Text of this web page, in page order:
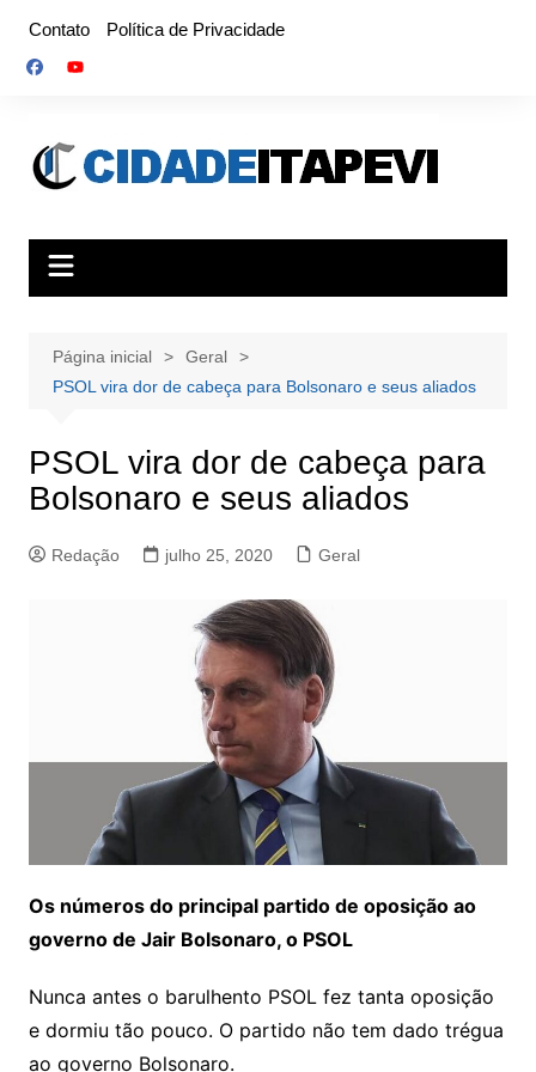
Contato Política de Privacidade
Página inicial
Geral
PSOL vira dor de cabeça para Bolsonaro e seus aliados
PSOL vira dor de cabeça para
Bolsonaro e seus aliados
Redação julho 25, 2020 Geral
Os números do principal partido de oposição ao
governo de Jair Bolsonaro, o PSOL
Nunca antes o barulhento PSOL fez tanta oposição
e dormiu tão pouco. O partido não tem dado trégua
ao governo Bolsonaro.